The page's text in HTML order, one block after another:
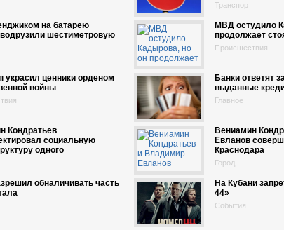
Транспорт
на батарею
шестиметровую
МВД остудило
продолжает
Происшествия
украсил ценники орденом
войны
Банки ответят
выданные
Главное
Кондратьев
социальную
одного
Вениамин
Евланов
Краснодара
Город
обналичивать часть
На Кубани
44»
События